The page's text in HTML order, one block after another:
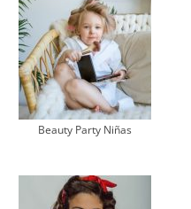
Beauty Party Niñas